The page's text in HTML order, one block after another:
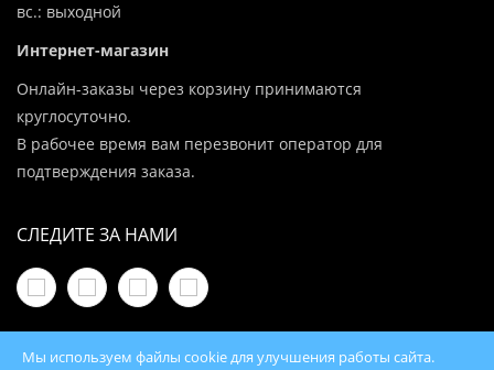
вс.: выходной
Интернет-магазин
Онлайн-заказы через корзину принимаются
круглосуточно.
В рабочее время вам перезвонит оператор для
подтверждения заказа.
СЛЕДИТЕ ЗА НАМИ
Мы используем файлы cookie для улучшения работы сайта.